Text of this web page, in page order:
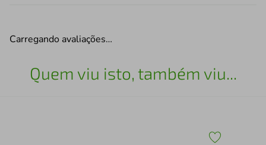
Carregando avaliações…
Quem viu isto, também viu...